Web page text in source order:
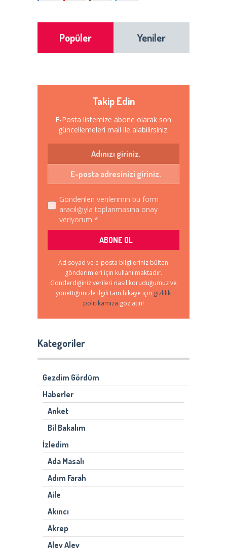
Popüler Yeniler
Takip Edin
E-Posta listemize abone olarak son
güncellemeleri mail ile alabilirsiniz.
Gönderilen verilerimin bu form
aracılığıyla toplanmasına onay
veriyorum *
Ad soyad ve e-posta bilgileriniz bülten
gönderimleri için kullanılmaktadır.
Gönderdiğiniz verileri nasıl koruduğumuz ve
yönettiğimizle ilgili tam hikaye için gizlilik
politikamıza göz atın!
Kategoriler
Gezdim Gördüm
Haberler
Anket
Bil Bakalım
İzledim
Ada Masalı
Adım Farah
Aile
Akıncı
Akrep
Alev Alev